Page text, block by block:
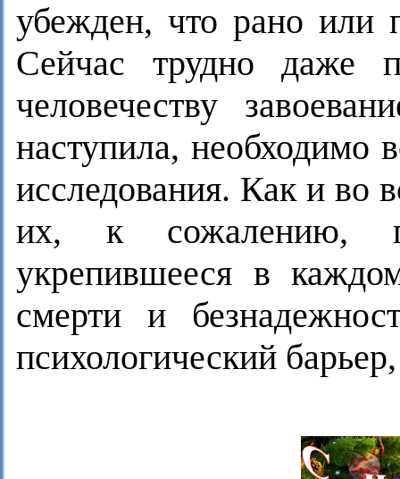
убежден, что рано или
Сейчас трудно даже
человечеству
наступила, необходимо
исследования. Как и во
их, к сожалению,
укрепившееся в
смерти и
психологический